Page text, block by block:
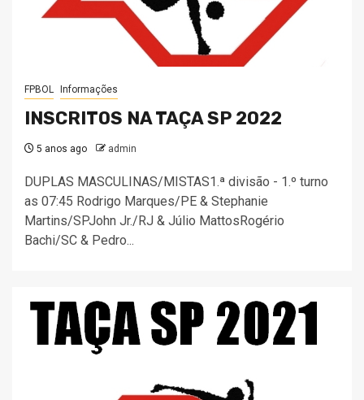
FPBOL Informações
INSCRITOS NA TAÇA SP 2022
5 anos ago admin
DUPLAS MASCULINAS/MISTAS1.ª divisão - 1.º turno
as 07:45 Rodrigo Marques/PE & Stephanie
Martins/SPJohn Jr./RJ & Júlio MattosRogério
Bachi/SC & Pedro...